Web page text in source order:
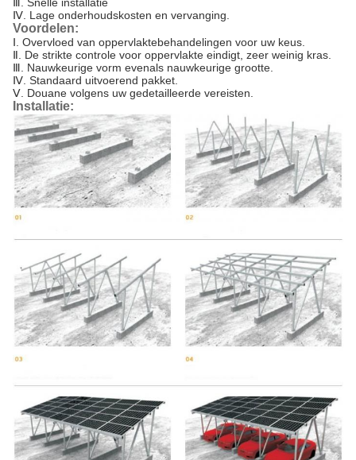
Ⅳ. Lage onderhoudskosten en vervanging.
Voordelen:
Ⅰ. Overvloed van oppervlaktebehandelingen voor uw keus.
Ⅱ. De strikte controle voor oppervlakte eindigt, zeer weinig kras.
Ⅲ. Nauwkeurige vorm evenals nauwkeurige grootte.
Ⅳ. Standaard uitvoerend pakket.
Ⅴ. Douane volgens uw gedetailleerde vereisten.
Installatie: